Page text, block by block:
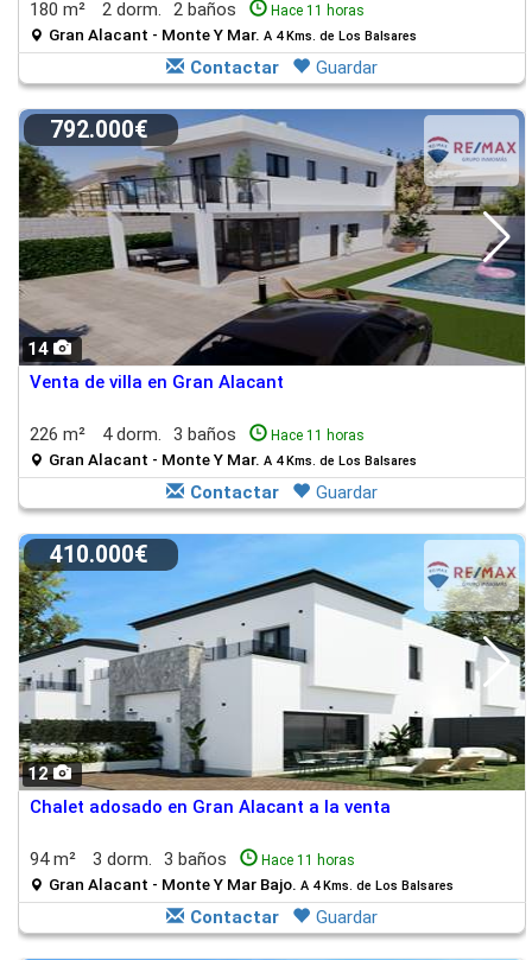
180 m² 2 dorm. 2 baños Hace 11 horas
Gran Alacant - Monte Y Mar. A 4 Kms. de Los Balsares
Contactar Guardar
14
792.000€
Venta de villa en Gran Alacant
226 m² 4 dorm. 3 baños Hace 11 horas
Gran Alacant - Monte Y Mar. A 4 Kms. de Los Balsares
Contactar Guardar
12
410.000€
Chalet adosado en Gran Alacant a la venta
94 m² 3 dorm. 3 baños Hace 11 horas
Gran Alacant - Monte Y Mar Bajo. A 4 Kms. de Los Balsares
Contactar Guardar